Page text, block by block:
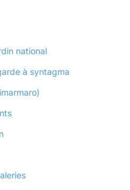
national
à syntagma